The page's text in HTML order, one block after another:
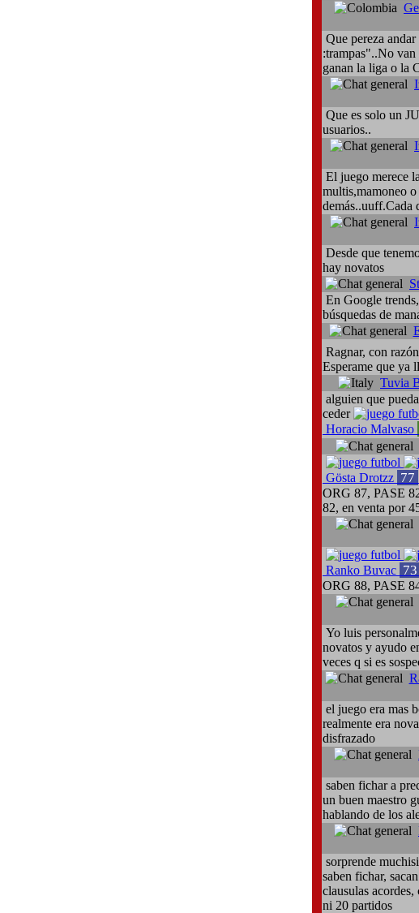
Que pereza
:trampas"..No van
ganan la liga o la
Que es solo un
usuarios..
El juego merece
multis,mamoneo
demás..uuff.Cada
Desde que
hay novatos
En Google
búsquedas de
Ragnar, con
Esperame que ya
Tuvia
alguien que
ceder
Horacio Malvaso
Gösta Drotzz 77
ORG 87, PASE
82, en venta por
Ranko Buvac 73
ORG 88, PASE
Yo luis
novatos y ayudo
veces q si es
el juego era mas
realmente era
disfrazado
saben fichar a
un buen maestro
hablando de los
sorprende
saben fichar,
clausulas
ni 20 partidos